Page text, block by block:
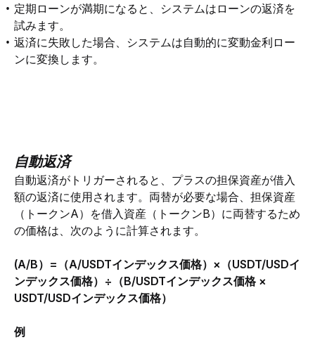
定期ローンが満期になると、システムはローンの返済を
試みます。
返済に失敗した場合、システムは自動的に変動金利ロー
ンに変換します。
自動返済
自動返済がトリガーされると、プラスの担保資産が借入
額の返済に使用されます。両替が必要な場合、担保資産
（トークンA）を借入資産（トークンB）に両替するため
の価格は、次のように計算されます。
(A/B）=（A/USDTインデックス価格）×（USDT/USDイ
ンデックス価格）÷（B/USDTインデックス価格 ×
USDT/USDインデックス価格）
例